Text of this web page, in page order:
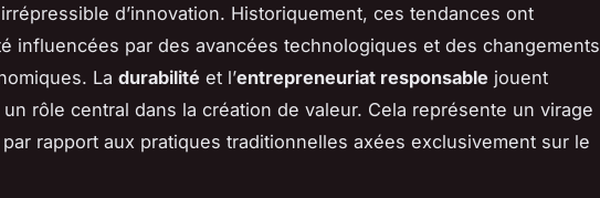
d’innovation. Historiquement, ces tendances ont
influencées par des avancées technologiques et des changements
La durabilité et l’entrepreneuriat responsable jouent
rôle central dans la création de valeur. Cela représente un virage
rapport aux pratiques traditionnelles axées exclusivement sur le